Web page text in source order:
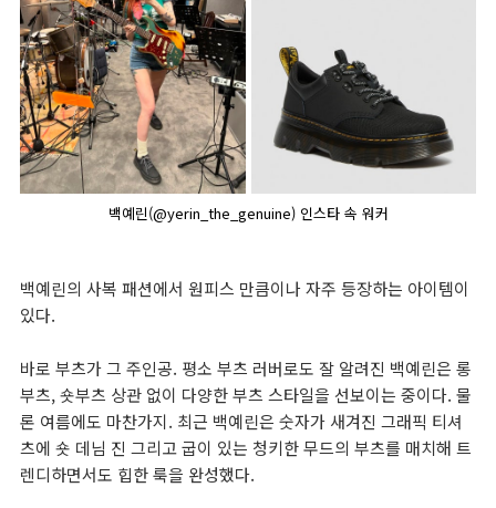
백예린(@yerin_the_genuine) 인스타 속 워커
백예린의 사복 패션에서 원피스 만큼이나 자주 등장하는 아이템이
있다.
바로 부츠가 그 주인공. 평소 부츠 러버로도 잘 알려진 백예린은 롱
부츠, 숏부츠 상관 없이 다양한 부츠 스타일을 선보이는 중이다. 물
론 여름에도 마찬가지. 최근 백예린은 숫자가 새겨진 그래픽 티셔
츠에 숏 데님 진 그리고 굽이 있는 청키한 무드의 부츠를 매치해 트
렌디하면서도 힙한 룩을 완성했다.